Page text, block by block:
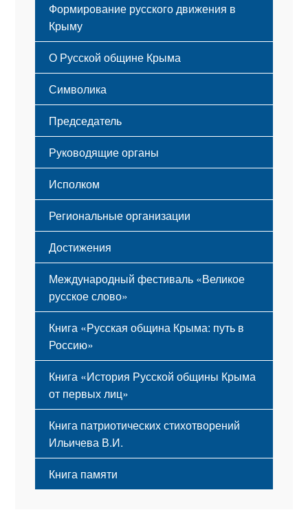
Формирование русского движения в
Крыму
Русский Крым
О Русской общине Крыма
Этапы становления
Принципы деятельности
Структура
Мероприятия
Символика
Флаг
Герб
Гимн
Председатель
Руководящие органы
Исполком
Региональные организации
Достижения
Международный фестиваль «Великое
русское слово»
Книга «Русская община Крыма: путь в
Россию»
Книга «История Русской общины Крыма
от первых лиц»
Книга патриотических стихотворений
Ильичева В.И.
Книга памяти